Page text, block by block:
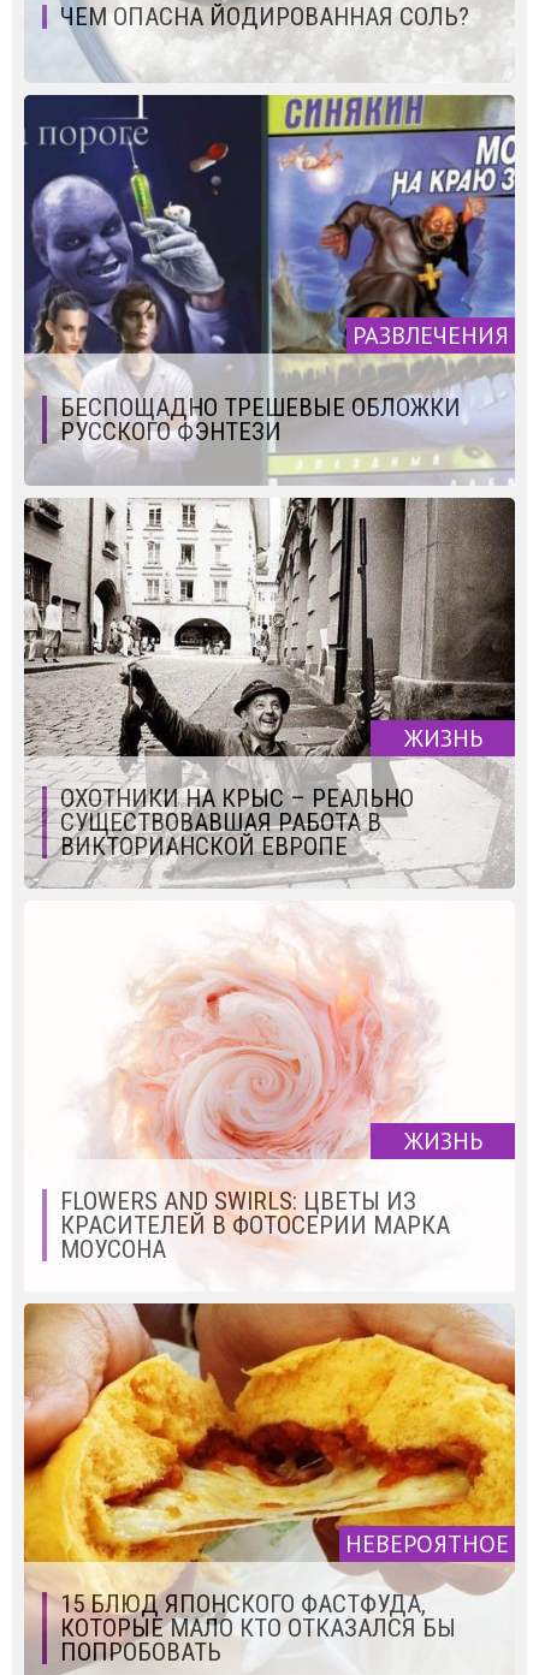
ЧЕМ ОПАСНА ЙОДИРОВАННАЯ СОЛЬ?
РАЗВЛЕЧЕНИЯ
БЕСПОЩАДНО ТРЕШЕВЫЕ ОБЛОЖКИ
РУССКОГО ФЭНТЕЗИ
ЖИЗНЬ
ОХОТНИКИ НА КРЫС – РЕАЛЬНО
СУЩЕСТВОВАВШАЯ РАБОТА В
ВИКТОРИАНСКОЙ ЕВРОПЕ
ЖИЗНЬ
FLOWERS AND SWIRLS: ЦВЕТЫ ИЗ
КРАСИТЕЛЕЙ В ФОТОСЕРИИ МАРКА
МОУСОНА
НЕВЕРОЯТНОЕ
15 БЛЮД ЯПОНСКОГО ФАСТФУДА,
КОТОРЫЕ МАЛО КТО ОТКАЗАЛСЯ БЫ
ПОПРОБОВАТЬ